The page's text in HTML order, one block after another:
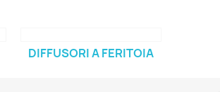
DIFFUSORI A FERITOIA